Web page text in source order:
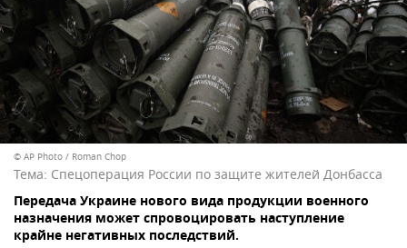
© AP Photo / Roman Chop
Тема: Спецоперация России по защите жителей Донбасса
Передача Украине нового вида продукции военного
назначения может спровоцировать наступление
крайне негативных последствий.